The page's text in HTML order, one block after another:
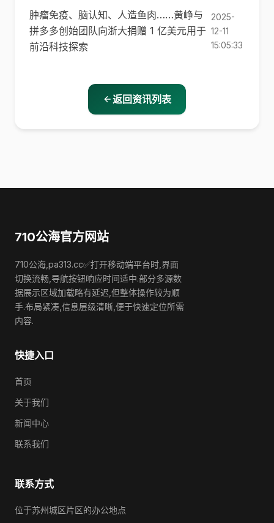
肿瘤免疫、脑认知、人造鱼肉……黄峥与
拼多多创始团队向浙大捐赠 1 亿美元用于
前沿科技探索
2025-
12-11
15:05:33
返回资讯列表
710公海官方网站
710公海,pa313.cc✅打开移动端平台时,界面
切换流畅,导航按钮响应时间适中.部分多源数
据展示区域加载略有延迟,但整体操作较为顺
手.布局紧凑,信息层级清晰,便于快速定位所需
内容.
快捷入口
首页
关于我们
新闻中心
联系我们
联系方式
位于苏州城区片区的办公地点